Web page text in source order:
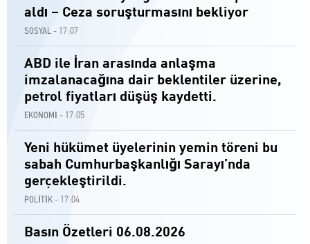
aldı – Ceza soruşturmasını bekliyor
SOSYAL - 17:07
ABD ile İran arasında anlaşma
imzalanacağına dair beklentiler üzerine,
petrol fiyatları düşüş kaydetti.
EKONOMİ - 17:05
Yeni hükümet üyelerinin yemin töreni bu
sabah Cumhurbaşkanlığı Sarayı’nda
gerçekleştirildi.
POLİTİK - 17:04
Basın Özetleri 06.08.2026